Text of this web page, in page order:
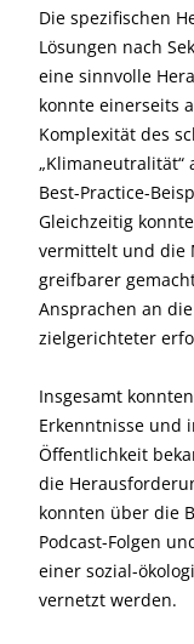
Die spezifischen
Lösungen nach
eine sinnvolle
konnte einerseits
Komplexität des
Best-Practice-
Gleichzeitig
vermittelt und die
greifbarer
Ansprachen an
zielgerichteter
Insgesamt
Erkenntnisse und
Öffentlichkeit
die
konnten über die
Podcast-Folgen
einer sozial-
vernetzt werden.